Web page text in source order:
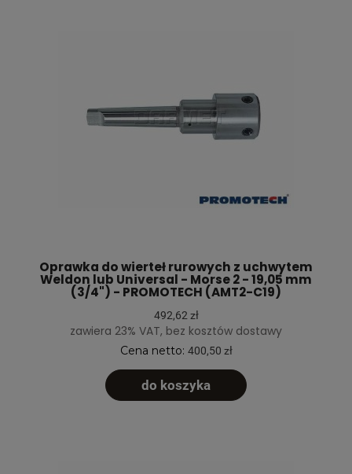
Oprawka do wierteł rurowych z uchwytem
Weldon lub Universal - Morse 2 - 19,05 mm
(3/4") - PROMOTECH (AMT2-C19)
492,62 zł
zawiera 23% VAT, bez kosztów dostawy
Cena netto: 400,50 zł
do koszyka